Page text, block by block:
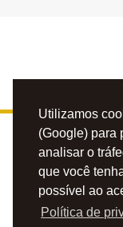
Utilizamos
(Google) para
analisar o
que você
possível ao
Política de